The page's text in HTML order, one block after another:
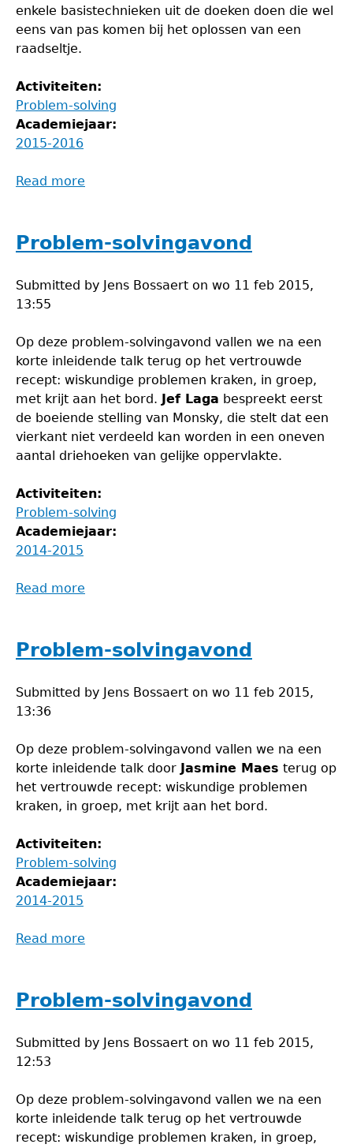
enkele basistechnieken uit de doeken doen die wel
eens van pas komen bij het oplossen van een
raadseltje.
Activiteiten:
Problem-solving
Academiejaar:
2015-2016
Read more
problem-
solving
Problem-solvingavond
Submitted by Jens Bossaert on wo 11 feb 2015,
13:55
Op deze problem-solvingavond vallen we na een
korte inleidende talk terug op het vertrouwde
recept: wiskundige problemen kraken, in groep,
met krijt aan het bord. Jef Laga bespreekt eerst
de boeiende stelling van Monsky, die stelt dat een
vierkant niet verdeeld kan worden in een oneven
aantal driehoeken van gelijke oppervlakte.
Activiteiten:
Problem-solving
Academiejaar:
2014-2015
Read more
Problem-solvingavond
Submitted by Jens Bossaert on wo 11 feb 2015,
13:36
Op deze problem-solvingavond vallen we na een
korte inleidende talk door Jasmine Maes terug op
het vertrouwde recept: wiskundige problemen
kraken, in groep, met krijt aan het bord.
Activiteiten:
Problem-solving
Academiejaar:
2014-2015
Read more
Problem-solvingavond
Submitted by Jens Bossaert on wo 11 feb 2015,
12:53
Op deze problem-solvingavond vallen we na een
korte inleidende talk terug op het vertrouwde
recept: wiskundige problemen kraken, in groep,